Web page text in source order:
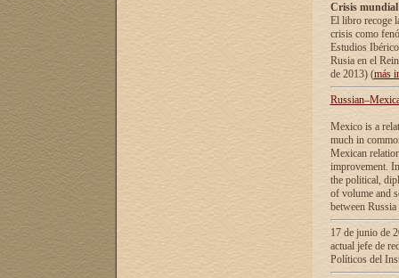
Crisis
El libro recoge
crisis como
Estudios
Rusia en el
de 2013) (más
Mexico is a
much in
Mexican
improvement.
the political,
of volume and
between
17 de junio de
actual jefe de
Políticos del